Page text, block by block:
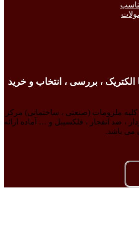
الکتریک ، بررسی ، انتخاب و خرید
کلیه ملزومات (صنعتی ، ساختمانی) مرکز
، ضد انفجار ، فلکسیبل و … آماده ارائه
می باشد.